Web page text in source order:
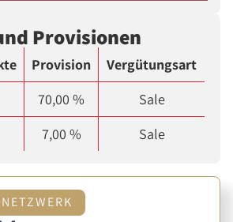
Provisionen
Provision
Vergütungsart
70,00 %
Sale
7,00 % Sale